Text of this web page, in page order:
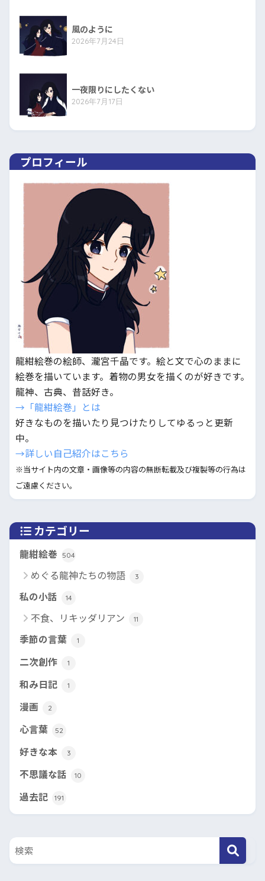
風のように
2026年7月24日
一夜限りにしたくない
2026年7月17日
プロフィール
龍紺絵巻の絵師、瀧宮千晶です。絵と文で心のままに
絵巻を描いています。着物の男女を描くのが好きです。
龍神、古典、昔話好き。
→「龍紺絵巻」とは
好きなものを描いたり見つけたりしてゆるっと更新
中。
→詳しい自己紹介はこちら
※当サイト内の文章・画像等の内容の無断転載及び複製等の行為は
ご遠慮ください。
カテゴリー
龍紺絵巻 504
めぐる龍神たちの物語 3
私の小話 14
不食、リキッダリアン 11
季節の言葉 1
二次創作 1
和み日記 1
漫画 2
心言葉 52
好きな本 3
不思議な話 10
過去記 191